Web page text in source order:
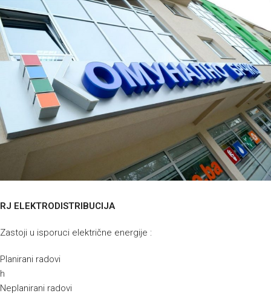
RJ ELEKTRODISTRIBUCIJA
Zastoji u isporuci električne energije :
Planirani radovi
h
Neplanirani radovi